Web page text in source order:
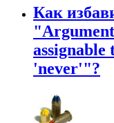
Как
assignable
'never'"?